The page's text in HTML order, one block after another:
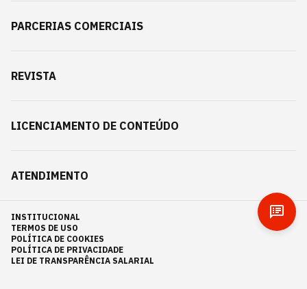
PARCERIAS COMERCIAIS
REVISTA
LICENCIAMENTO DE CONTEÚDO
ATENDIMENTO
INSTITUCIONAL
TERMOS DE USO
POLÍTICA DE COOKIES
POLÍTICA DE PRIVACIDADE
LEI DE TRANSPARÊNCIA SALARIAL